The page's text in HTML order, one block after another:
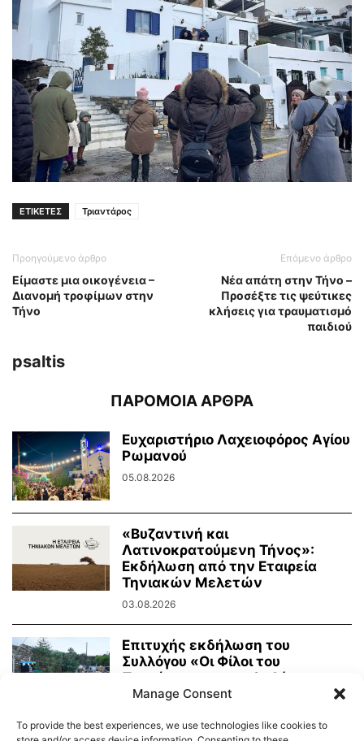
ΕΤΙΚΕΤΕΣ Τριαντάρος
Προηγούμενο άρθρο
Είμαστε μια οικογένεια –
Διανομή τροφίμων στην
Τήνο
Επόμενο άρθρο
Νέα απάτη στην Τήνο –
Προσέξτε τις ψεύτικες
κλήσεις για τραυματισμό
παιδιού
psaltis
ΠΑΡΟΜΟΙΑ ΑΡΘΡΑ
Ευχαριστήριο Λαχειοφόρος Αγίου
Ρωμανού
05.08.2026
«Βυζαντινή και
Λατινοκρατούμενη Τήνος»:
Εκδήλωση από την Εταιρεία
Τηνιακών Μελετών
03.08.2026
Επιτυχής εκδήλωση του
Συλλόγου «Οι Φίλοι του
Πρασίνου» με κουκλοθέατρο
και...
Manage Consent
To provide the best experiences, we use technologies like cookies to